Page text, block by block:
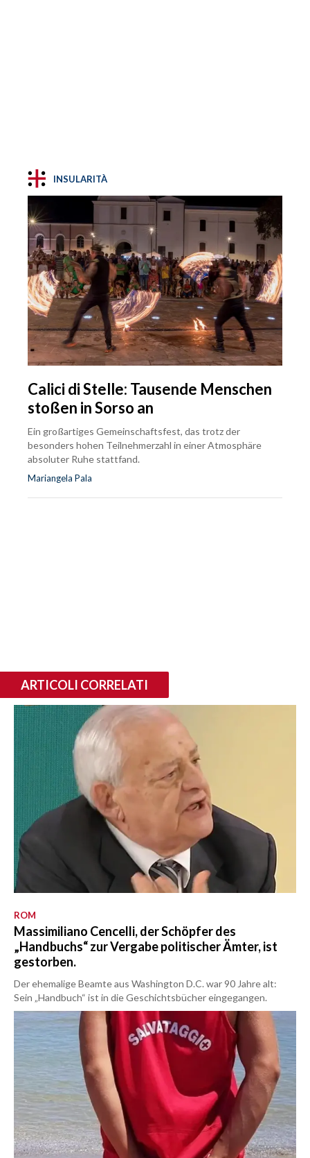
INSULARITÀ
Calici di Stelle: Tausende Menschen
stoßen in Sorso an
Ein großartiges Gemeinschaftsfest, das trotz der
besonders hohen Teilnehmerzahl in einer Atmosphäre
absoluter Ruhe stattfand.
Mariangela Pala
ARTICOLI CORRELATI
ROM
Massimiliano Cencelli, der Schöpfer des
„Handbuchs“ zur Vergabe politischer Ämter, ist
gestorben.
Der ehemalige Beamte aus Washington D.C. war 90 Jahre alt:
Sein „Handbuch“ ist in die Geschichtsbücher eingegangen.